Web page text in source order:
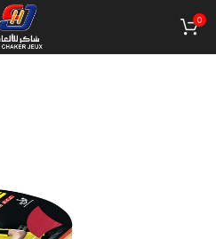
0